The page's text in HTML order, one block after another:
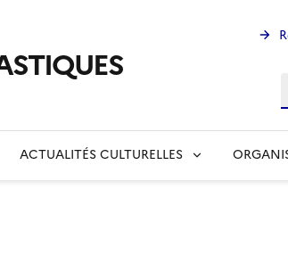
ACTUALITÉS CULTURELLES